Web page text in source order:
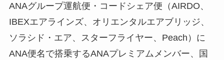
ANAグループ運航便・コードシェア便（AIRDO、
IBEXエアラインズ、オリエンタルエアブリッジ、
ソラシド・エア、スターフライヤー、Peach）に
ANA便名で搭乗するANAプレミアムメンバー、国